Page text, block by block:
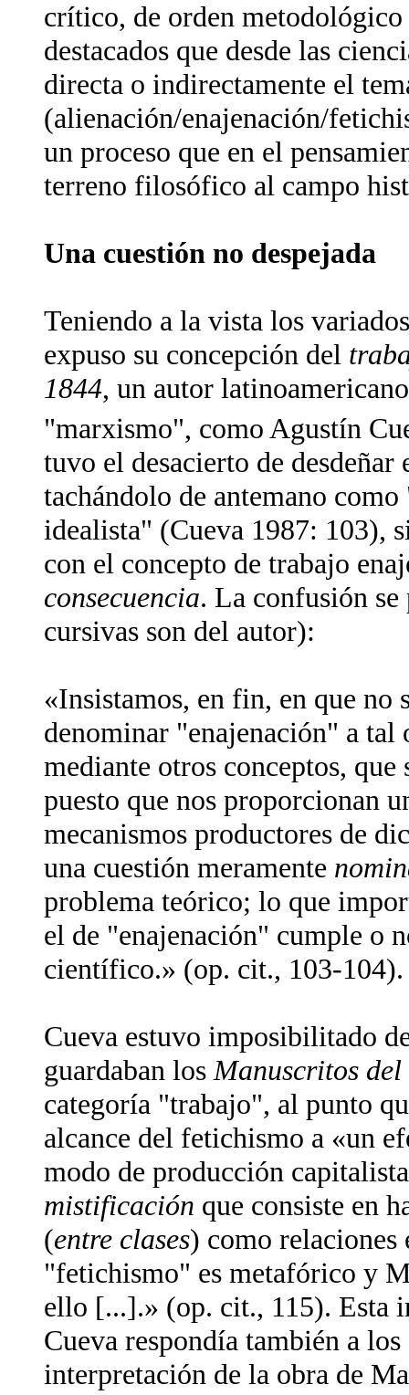
crítico, de orden
destacados que desde las
directa o indirectamente el
(alienación/enajenación/
un proceso que en el
terreno filosófico al campo
Una cuestión no despejada
Teniendo a la vista los
expuso su concepción del
1844, un autor
"marxismo", como Agustín
tuvo el desacierto de
tachándolo de antemano
idealista" (Cueva 1987: 103),
con el concepto de trabajo
consecuencia. La confusión se
cursivas son del autor):
«Insistamos, en fin, en que no
denominar "enajenación" a tal
mediante otros conceptos,
puesto que nos proporcionan
mecanismos productores de
una cuestión meramente
problema teórico; lo que
el de "enajenación" cumple o
científico.» (op. cit., 103-104).
Cueva estuvo imposibilitado
guardaban los Manuscritos del
categoría "trabajo", al punto
alcance del fetichismo a «un
modo de producción
mistificación que consiste en
(entre clases) como relaciones
"fetichismo" es metafórico y
ello [...].» (op. cit., 115). Esta
Cueva respondía también a
interpretación de la obra de